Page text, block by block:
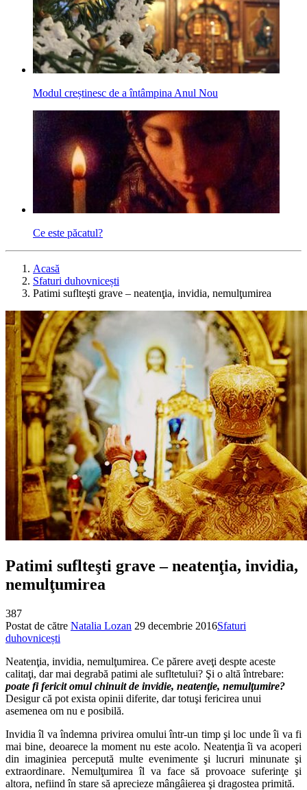
Modul creștinesc de a întâmpina Anul Nou
Ce este păcatul?
Acasă
Sfaturi duhovnicești
Patimi suflteşti grave – neatenţia, invidia, nemulţumirea
Patimi suflteşti grave – neatenţia, invidia,
nemulţumirea
387
Postat de către Natalia Lozan 29 decembrie 2016Sfaturi
duhovnicești
Neatenţia, invidia, nemulţumirea. Ce părere aveţi despte aceste
calitaţi, dar mai degrabă patimi ale sufltetului? Şi o altă întrebare:
poate fi fericit omul chinuit de invidie, neatenţie, nemulţumire?
Desigur că pot exista opinii diferite, dar totuşi fericirea unui
asemenea om nu e posibilă.
Invidia îl va îndemna privirea omului într-un timp şi loc unde îi va fi
mai bine, deoarece la moment nu este acolo. Neatenţia îi va acoperi
din imaginiea percepută multe evenimente şi lucruri minunate şi
extraordinare. Nemulţumirea îl va face să provoace suferinţe şi
altora, nefiind în stare să aprecieze mângâierea şi dragostea primită.